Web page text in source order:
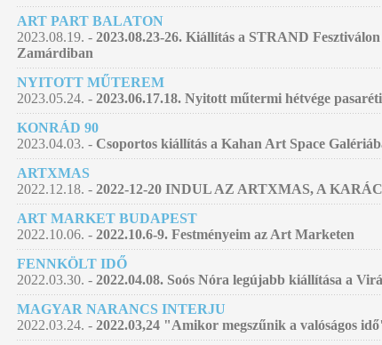
ART PART BALATON
2023.08.19. - 2023.08.23-26. Kiállítás a STRAND
Zamárdiban
NYITOTT MŰTEREM
2023.05.24. - 2023.06.17.18. Nyitott műtermi hétvége
KONRÁD 90
2023.04.03. - Csoportos kiállítás a Kahan Art Space
ARTXMAS
2022.12.18. - 2022-12-20 INDUL AZ ARTXMAS, A
ART MARKET BUDAPEST
2022.10.06. - 2022.10.6-9. Festményeim az Art Marketen
FENNKÖLT IDŐ
2022.03.30. - 2022.04.08. Soós Nóra legújabb kiállítása a
MAGYAR NARANCS INTERJU
2022.03.24. - 2022.03,24 "Amikor megszűnik a valóságos